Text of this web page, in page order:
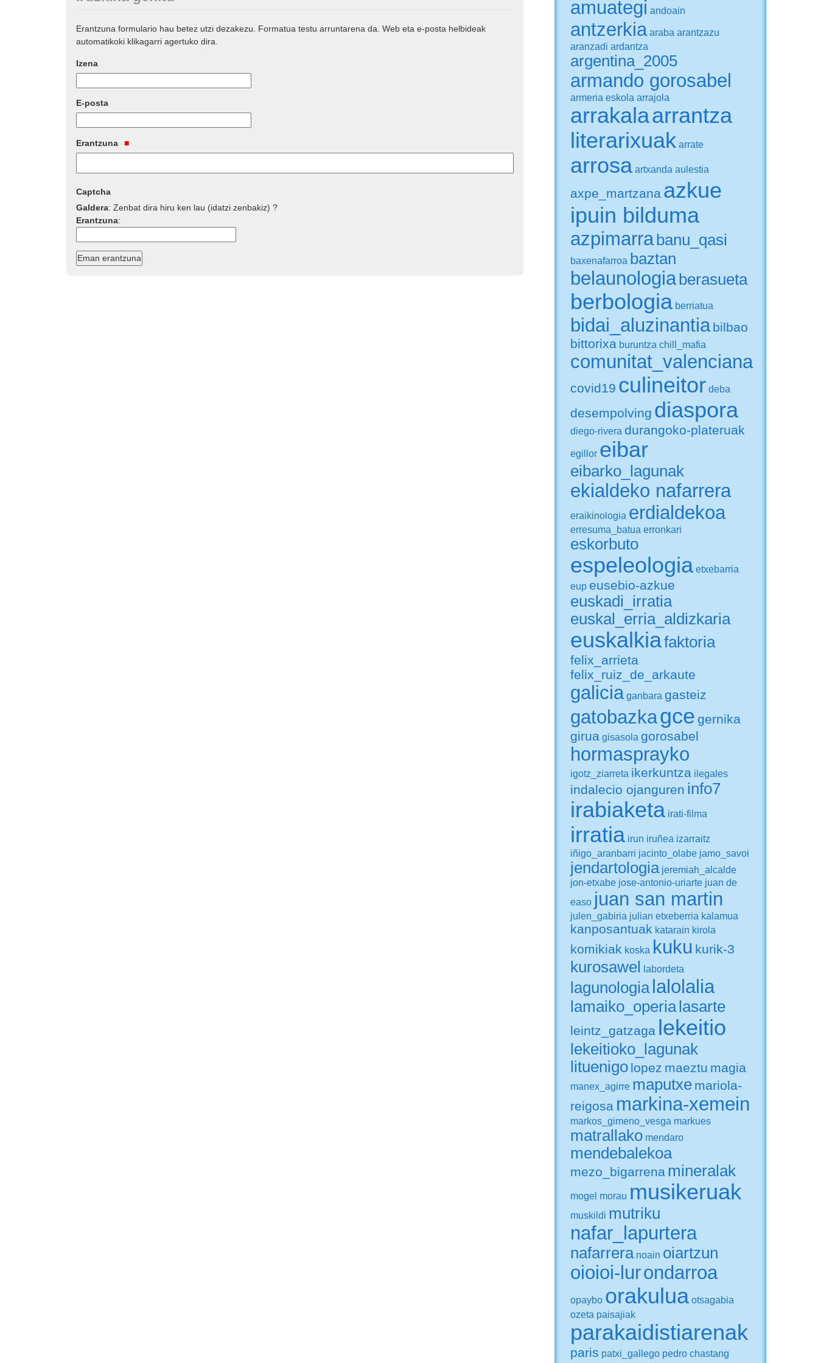
Erantzuna formulario hau betez utzi dezakezu. Formatua testu arruntarena da. Web eta e-posta helbideak
automatikoki klikagarri agertuko dira.
Izena
E-posta
Erantzuna
Captcha
Galdera:Zenbat dira hiru ken lau (idatzi zenbakiz) ?
Erantzuna:
amuategi andoain
antzerkia araba arantzazu
aranzadi ardantza
argentina_2005
armando gorosabel
armeria eskola arrajola
arrakalaarrantza
literarixuak arrate
arrosa artxanda aulestia
axpe_martzana azkue
ipuin bilduma
azpimarra banu_qasi
baxenafarroa baztan
belaunologia berasueta
berbologia berriatua
bidai_aluzinantia bilbao
bittorixa buruntza chill_mafia
comunitat_valenciana
covid19 culineitor deba
desempolving diaspora
diego-rivera durangoko-plateruak
egillor eibar
eibarko_lagunak
ekialdeko nafarrera
eraikinologia erdialdekoa
erresuma_batua erronkari
eskorbuto
espeleologia etxebarria
eup eusebio-azkue
euskadi_irratia
euskal_erria_aldizkaria
euskalkiafaktoria
felix_arrieta
felix_ruiz_de_arkaute
galicia ganbara gasteiz
gatobazkagce gernika
girua gisasola gorosabel
hormasprayko
igotz_ziarreta ikerkuntza ilegales
indalecio ojanguren info7
irabiaketa irati-filma
irratia irun iruñea izarraitz
iñigo_aranbarri jacinto_olabe jamo_savoi
jendartologia jeremiah_alcalde
jon-etxabe jose-antonio-uriarte juan de
easo juan san martin
julen_gabiria julian etxeberria kalamua
kanposantuak katarain kirola
komikiak koska kuku kurik-3
kurosawel labordeta
lagunologia lalolalia
lamaiko_operia lasarte
leintz_gatzaga lekeitio
lekeitioko_lagunak
lituenigo lopez maeztu magia
manex_agirre maputxe mariola-
reigosa markina-xemein
markos_gimeno_vesga markues
matrallako mendaro
mendebalekoa
mezo_bigarrena mineralak
mogel morau musikeruak
muskildi mutriku
nafar_lapurtera
nafarrera noain oiartzun
oioioi-lurondarroa
opaybo orakulua otsagabia
ozeta paisajiak
parakaidistiarenak
paris patxi_gallego pedro chastang